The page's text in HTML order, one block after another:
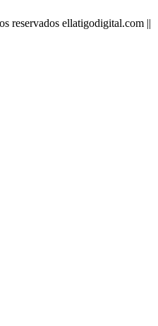
reservados ellatigodigital.com ||